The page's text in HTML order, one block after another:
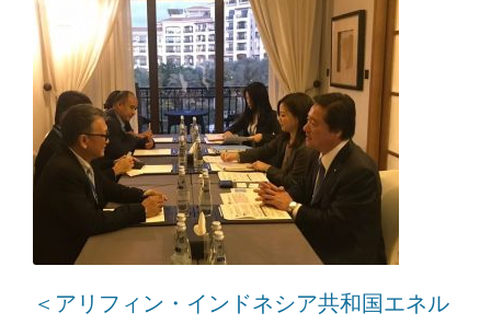
＜アリフィン・インドネシア共和国エネル